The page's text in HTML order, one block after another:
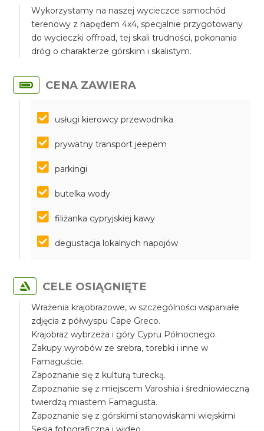
Wykorzystamy na naszej wycieczce samochód
terenowy z napędem 4x4, specjalnie przygotowany
do wycieczki offroad, tej skali trudności, pokonania
dróg o charakterze górskim i skalistym.
CENA ZAWIERA
usługi kierowcy przewodnika
prywatny transport jeepem
parkingi
butelka wody
filiżanka cypryjskiej kawy
degustacja lokalnych napojów
CELE OSIĄGNIĘTE
Wrażenia krajobrazowe, w szczególności wspaniałe
zdjęcia z półwyspu Cape Greco.
Krajobraz wybrzeża i góry Cypru Północnego.
Zakupy wyrobów ze srebra, torebki i inne w
Famaguście.
Zapoznanie się z kulturą turecką.
Zapoznanie się z miejscem Varoshia i średniowieczną
twierdzą miastem Famagusta.
Zapoznanie się z górskimi stanowiskami wiejskimi